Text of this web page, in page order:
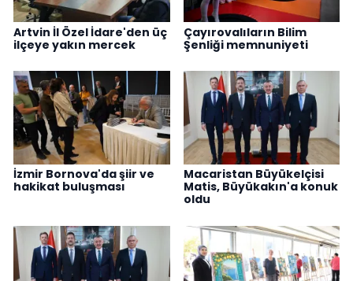
Artvin İl Özel İdare'den üç
ilçeye yakın mercek
Çayırovalıların Bilim
Şenliği memnuniyeti
İzmir Bornova'da şiir ve
hakikat buluşması
Macaristan Büyükelçisi
Matis, Büyükakın'a konuk
oldu